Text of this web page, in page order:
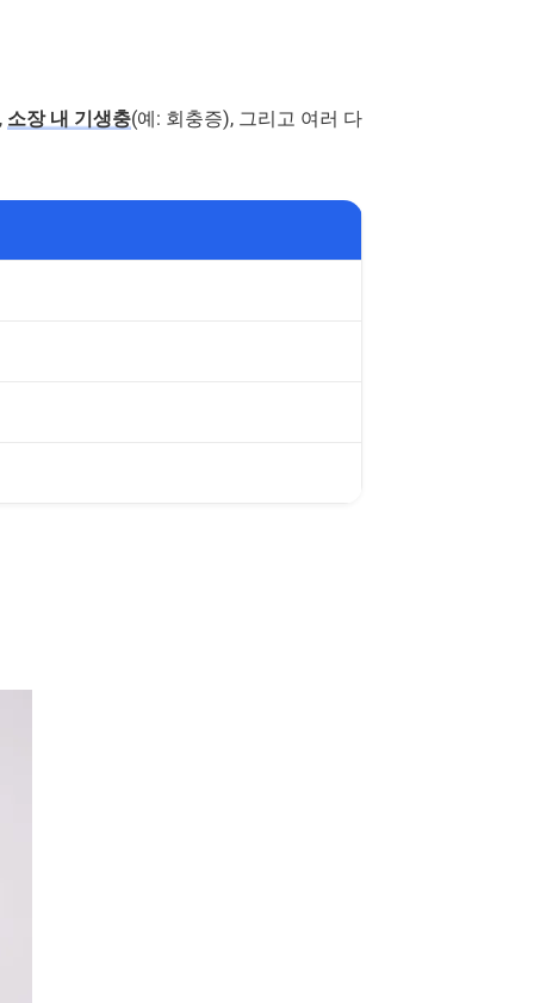
소장 내 기생충(예: 회충증), 그리고 여러 다